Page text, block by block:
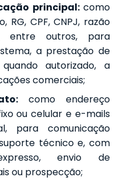
principal:como
CPF, CNPJ, razão
entre outros, para
a prestação de
autorizado, a
comerciais;
como endereço
ou celular e e-mails
para comunicação
técnico e, com
envio de
ou prospecção;